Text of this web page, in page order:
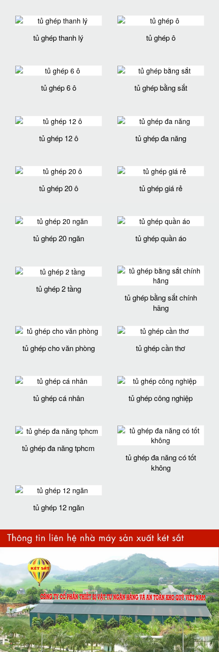
tủ ghép thanh lý tủ ghép ô
tủ ghép 6 ô tủ ghép bằng sắt
tủ ghép 12 ô tủ ghép đa năng
tủ ghép 20 ô tủ ghép giá rẻ
tủ ghép 20 ngăn tủ ghép quần áo
tủ ghép 2 tầng
tủ ghép bằng sắt chính
hãng
tủ ghép cho văn phòng tủ ghép cần thơ
tủ ghép cá nhân tủ ghép công nghiệp
tủ ghép đa năng tphcm
tủ ghép đa năng có tốt
không
tủ ghép 12 ngăn